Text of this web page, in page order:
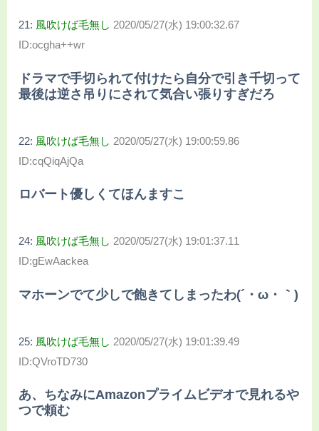
21: 風吹けば毛無し 2020/05/27(水) 19:00:32.67
ID:ocgha++wr
ドラマで手切られて付けたら自分で引き千切って
最後は逆さ吊りにされて気合い張りすぎだろ
22: 風吹けば毛無し 2020/05/27(水) 19:00:59.86
ID:cqQiqAjQa
ロバート優しくてほんますこ
24: 風吹けば毛無し 2020/05/27(水) 19:01:37.11
ID:gEwAackea
マホーンでて少しで飽きてしまったわ(´・ω・｀)
25: 風吹けば毛無し 2020/05/27(水) 19:01:39.49
ID:QVroTD730
あ、ちなみにAmazonプライムビデオで見れるや
つで頼む